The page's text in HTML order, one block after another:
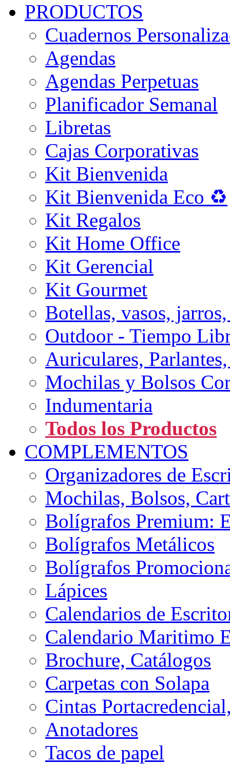
PRODUCTOS
Cuadernos
Agendas
Agendas Perpetuas
Planificador Semanal
Libretas
Cajas Corporativas
Kit Bienvenida
Kit Bienvenida Eco ♻️
Kit Regalos
Kit Home Office
Kit Gerencial
Kit Gourmet
Botellas, vasos,
Outdoor - Tiempo
Auriculares,
Mochilas y Bolsos
Indumentaria
Todos los Productos
COMPLEMENTOS
Organizadores de
Mochilas, Bolsos,
Bolígrafos Premium:
Bolígrafos Metálicos
Bolígrafos
Lápices
Calendarios de
Calendario Maritimo
Brochure, Catálogos
Carpetas con Solapa
Cintas
Anotadores
Tacos de papel